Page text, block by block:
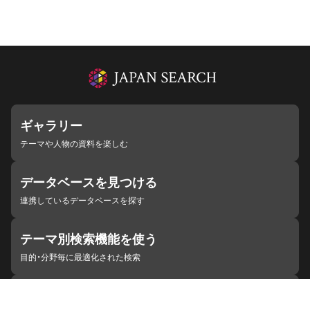
ギャラリー
テーマや人物の資料を楽しむ
データベースを見つける
連携しているデータベースを探す
テーマ別検索機能を使う
目的・分野毎に最適化された検索